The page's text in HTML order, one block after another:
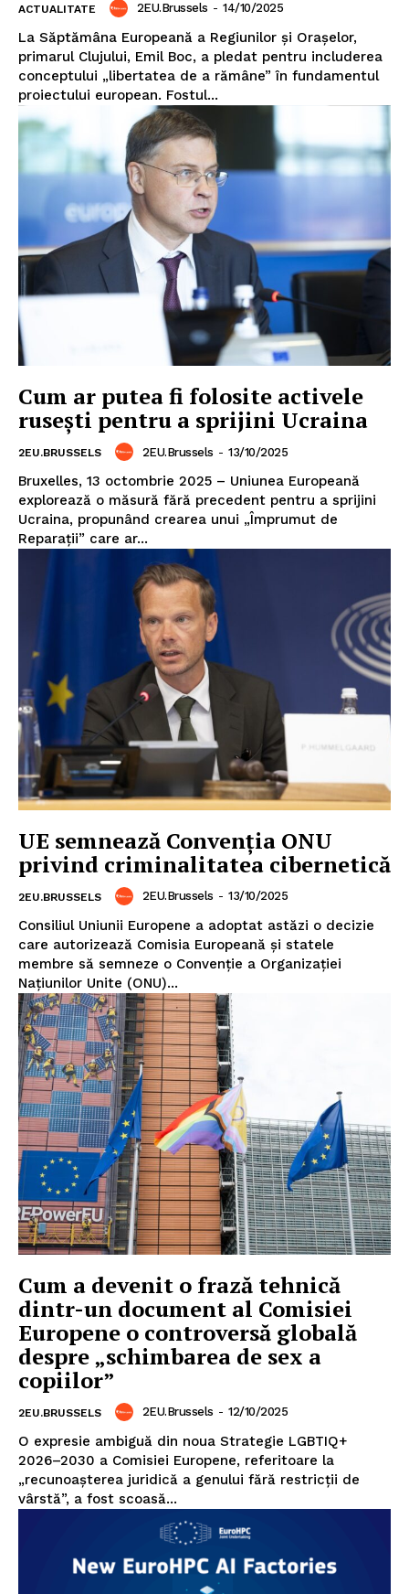
ACTUALITATE 2EU.Brussels - 14/10/2025
La Săptămâna Europeană a Regiunilor și Orașelor,
primarul Clujului, Emil Boc, a pledat pentru includerea
conceptului „libertatea de a rămâne” în fundamentul
proiectului european. Fostul...
Cum ar putea fi folosite activele
rusești pentru a sprijini Ucraina
2EU.BRUSSELS 2EU.Brussels - 13/10/2025
Bruxelles, 13 octombrie 2025 – Uniunea Europeană
explorează o măsură fără precedent pentru a sprijini
Ucraina, propunând crearea unui „Împrumut de
Reparații” care ar...
UE semnează Convenția ONU
privind criminalitatea cibernetică
2EU.BRUSSELS 2EU.Brussels - 13/10/2025
Consiliul Uniunii Europene a adoptat astăzi o decizie
care autorizează Comisia Europeană și statele
membre să semneze o Convenție a Organizației
Națiunilor Unite (ONU)...
Cum a devenit o frază tehnică
dintr-un document al Comisiei
Europene o controversă globală
despre „schimbarea de sex a
copiilor”
2EU.BRUSSELS 2EU.Brussels - 12/10/2025
O expresie ambiguă din noua Strategie LGBTIQ+
2026–2030 a Comisiei Europene, referitoare la
„recunoașterea juridică a genului fără restricții de
vârstă”, a fost scoasă...